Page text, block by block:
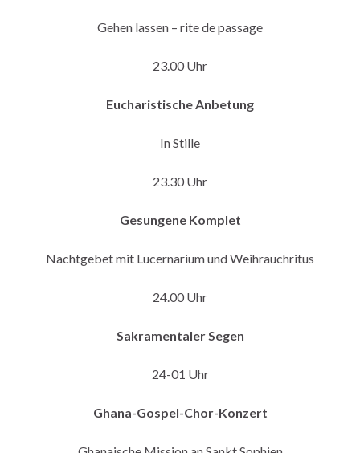
Gehen lassen – rite de passage
23.00 Uhr
Eucharistische Anbetung
In Stille
23.30 Uhr
Gesungene Komplet
Nachtgebet mit Lucernarium und Weihrauchritus
24.00 Uhr
Sakramentaler Segen
24-01 Uhr
Ghana-Gospel-Chor-Konzert